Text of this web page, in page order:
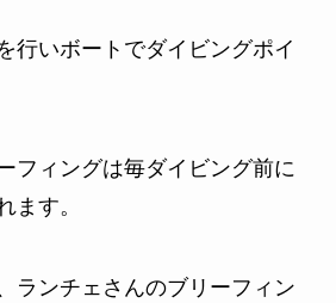
行いボートでダイビングポイ
フィングは毎ダイビング前に
ます。
ランチェさんのブリーフィン